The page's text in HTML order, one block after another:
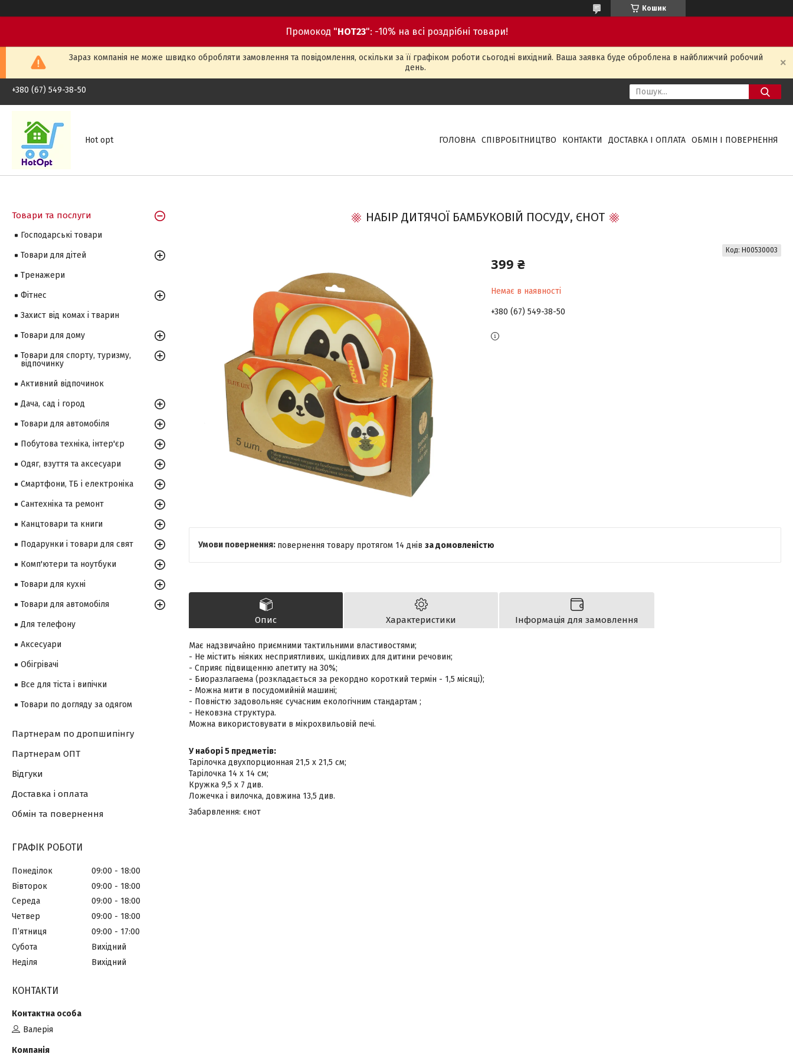
Кошик
Промокод "HOT23": -10% на всі роздрібні товари!
Зараз компанія не може швидко обробляти замовлення та повідомлення, оскільки за її графіком роботи сьогодні вихідний. Ваша заявка буде оброблена в найближчий робочий
день.
+380 (67) 549-38-50
Hot opt ГОЛОВНА СПІВРОБІТНИЦТВО КОНТАКТИ ДОСТАВКА І ОПЛАТА ОБМІН І ПОВЕРНЕННЯ
НАБІР ДИТЯЧОЇ БАМБУКОВІЙ ПОСУДУ, ЄНОТ
399 ₴
Немає в наявності
Код: H00530003
+380 (67) 549-38-50
повернення товару протягом 14 днів за домовленістю
Опис Характеристики Інформація для замовлення
Має надзвичайно приємними тактильними властивостями;
- Не містить ніяких несприятливих, шкідливих для дитини речовин;
- Сприяє підвищенню апетиту на 30%;
- Биоразлагаема (розкладається за рекордно короткий термін - 1,5 місяці);
- Можна мити в посудомийній машині;
- Повністю задовольняє сучасним екологічним стандартам ;
- Нековзна структура.
Можна використовувати в мікрохвильовій печі.
У наборі 5 предметів:
Тарілочка двухпорционная 21,5 х 21,5 см;
Тарілочка 14 х 14 см;
Кружка 9,5 х 7 див.
Ложечка і вилочка, довжина 13,5 див.
Забарвлення: єнот
Товари та послуги
Господарські товари
Товари для дітей
Тренажери
Фітнес
Захист від комах і тварин
Товари для дому
Товари для спорту, туризму,
відпочинку
Активний відпочинок
Дача, сад і город
Товари для автомобіля
Побутова техніка, інтер'єр
Одяг, взуття та аксесуари
Смартфони, ТБ і електроніка
Сантехніка та ремонт
Канцтовари та книги
Подарунки і товари для свят
Комп'ютери та ноутбуки
Товари для кухні
Товари для автомобіля
Для телефону
Аксесуари
Обігрівачі
Все для тіста і випічки
Товари по догляду за одягом
Партнерам по дропшипінгу
Партнерам ОПТ
Відгуки
Доставка і оплата
Обмін та повернення
ГРАФІК РОБОТИ
Понеділок 09:00
18:00
Вівторок
09:00
18:00
Середа
09:00
18:00
Четвер
09:00
18:00
Пʼятниця
09:00
17:00
Субота
Вихідний
Неділя
Вихідний
КОНТАКТИ
Валерія